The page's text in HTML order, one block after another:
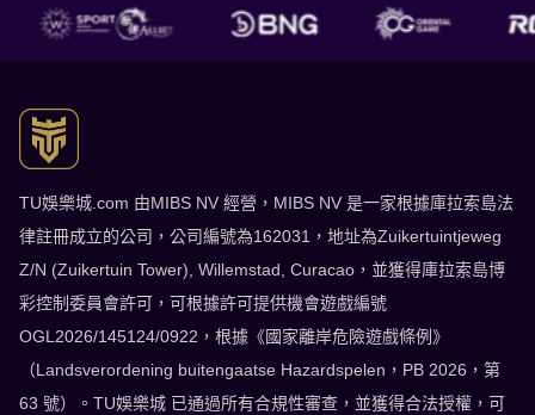
TU娛樂城.com 由MIBS NV 經營，MIBS NV 是一家根據庫拉索島法
律註冊成立的公司，公司編號為162031，地址為Zuikertuintjeweg
Z/N (Zuikertuin Tower), Willemstad, Curacao，並獲得庫拉索島博
彩控制委員會許可，可根據許可提供機會遊戲編號
OGL2026/145124/0922，根據《國家離岸危險遊戲條例》
（Landsverordening buitengaatse Hazardspelen，PB 2026，第
63 號）。TU娛樂城 已通過所有合規性審查，並獲得合法授權，可